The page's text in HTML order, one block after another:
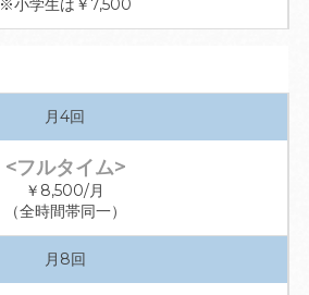
※小学生は￥7,500
月4回
￥8,500/月
（全時間帯同一）
月8回